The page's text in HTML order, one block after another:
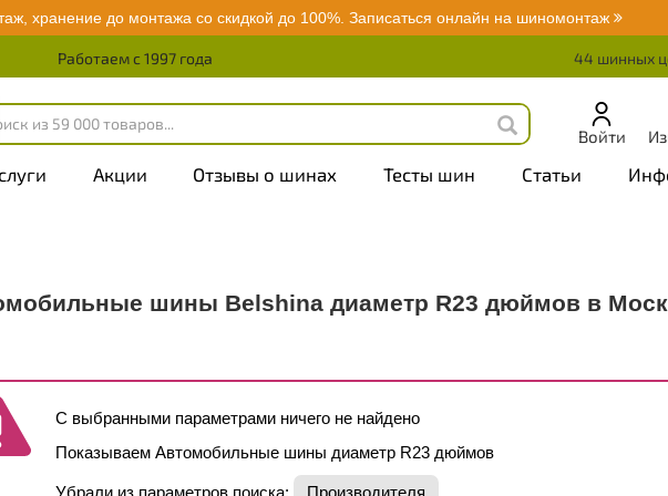
хранение до монтажа со скидкой до 100%. Записаться онлайн на шиномонтаж
Работаем с 1997 года 44 шинных
Войти
Акции Отзывы о шинах Тесты шин Статьи
шины Belshina диаметр R23 дюймов в
С выбранными параметрами ничего не найдено
Показываем Автомобильные шины диаметр R23 дюймов
Убрали из параметров поиска: Производителя